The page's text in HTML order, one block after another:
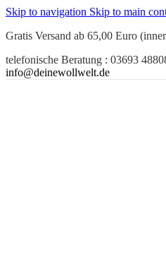
Skip to navigation Skip to main
Gratis Versand ab 65,00 Euro
telefonische Beratung : 03693
info@deinewollwelt.de